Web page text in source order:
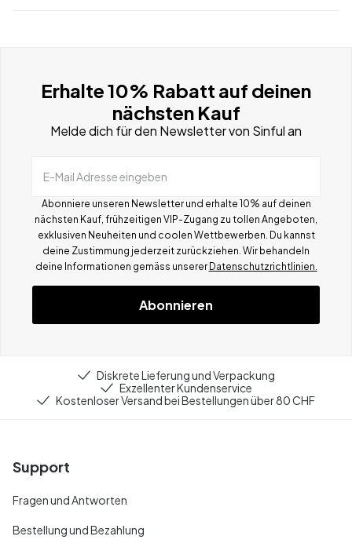
Erhalte 10% Rabatt auf deinen
nächsten Kauf
Melde dich für den Newsletter von Sinful an
E-Mail Adresse eingeben
Abonniere unseren Newsletter und erhalte 10% auf deinen
nächsten Kauf, frühzeitigen VIP-Zugang zu tollen Angeboten,
exklusiven Neuheiten und coolen Wettbewerben. Du kannst
deine Zustimmung jederzeit zurückziehen. Wir behandeln
deine Informationen gemäss unserer Datenschutzrichtlinien.
Abonnieren
Diskrete Lieferung und Verpackung
Exzellenter Kundenservice
Kostenloser Versand bei Bestellungen über 80 CHF
Support
Fragen und Antworten
Bestellung und Bezahlung